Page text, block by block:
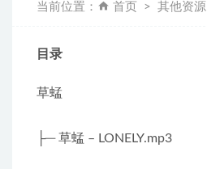
当前位置： 首页 其他资源
目录
草蜢
├─ 草蜢 – LONELY.mp3